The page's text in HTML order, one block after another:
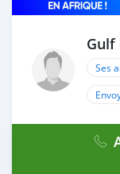
Employed:
* 3 month bank
* Passport &
* Emirates ID copy
Self Employed:
Gulf
Ses